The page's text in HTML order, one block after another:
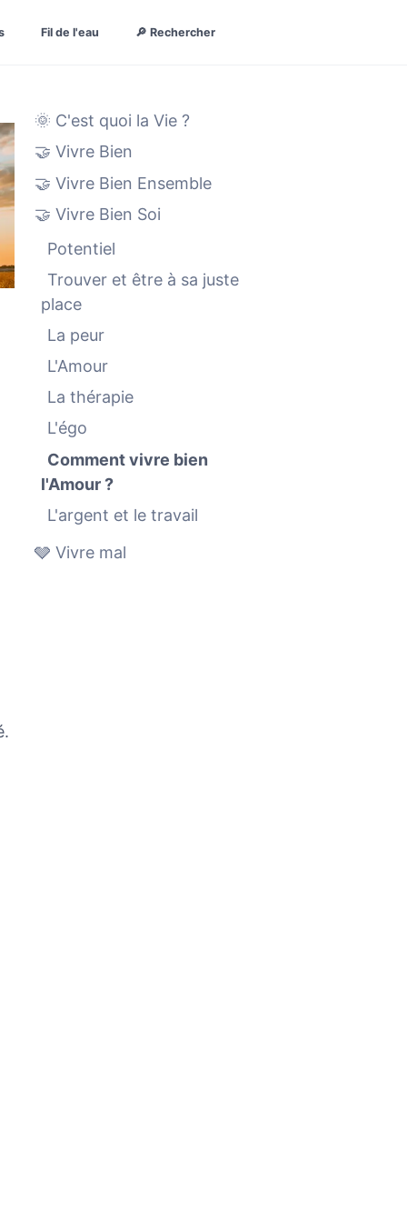
Fil de l'eau 🔎 Rechercher
🌞 C'est quoi la Vie ?
🤝 Vivre Bien
🤝 Vivre Bien Ensemble
🤝 Vivre Bien Soi
Potentiel
Trouver et être à sa juste
place
La peur
L'Amour
La thérapie
L'égo
Comment vivre bien
l'Amour ?
L'argent et le travail
🩶 Vivre mal